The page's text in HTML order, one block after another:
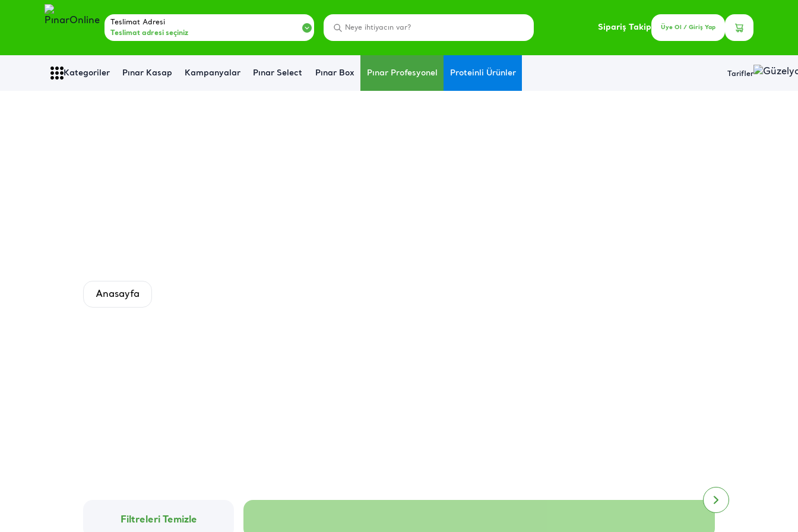
Teslimat Adresi
Teslimat adresi seçiniz
Sipariş Takip Üye Ol / Giriş Yap
Kategoriler Pınar Kasap Kampanyalar Pınar Select Pınar Box Pınar Profesyonel Proteinli Ürünler Tarifler
Anasayfa
Filtreleri Temizle